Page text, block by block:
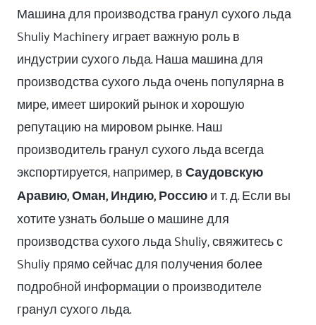
Машина для производства гранул сухого льда
Shuliy Machinery играет важную роль в
индустрии сухого льда. Наша машина для
производства сухого льда очень популярна в
мире, имеет широкий рынок и хорошую
репутацию на мировом рынке. Наш
производитель гранул сухого льда всегда
экспортируется, например, вСаудовскую
Аравию, Оман, Индию, Россиюи т. д. Если вы
хотите узнать больше о машине для
производства сухого льда Shuliy, свяжитесь с
Shuliy прямо сейчас для получения более
подробной информации о производителе
гранул сухого льда.